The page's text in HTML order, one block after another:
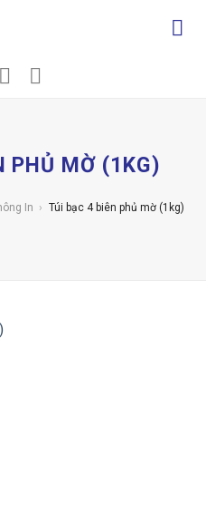
PHỦ MỜ (1KG)
In › Túi bạc 4 biên phủ mờ (1kg)